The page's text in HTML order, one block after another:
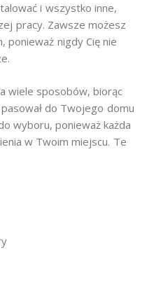
i wszystko inne,
pracy. Zawsze możesz
ponieważ nigdy Cię nie
wiele sposobów, biorąc
do Twojego domu
wyboru, ponieważ każda
w Twoim miejscu. Te